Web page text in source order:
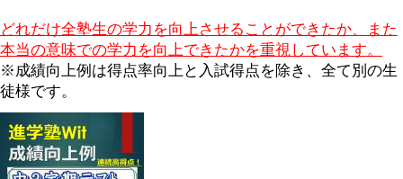
どれだけ全塾生の学力を向上させることができたか、また
本当の意味での学力を向上できたかを重視しています。
※成績向上例は得点率向上と入試得点を除き、全て別の生
徒様です。